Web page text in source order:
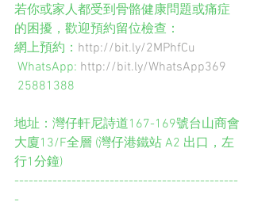
若你或家人都受到骨骼健康問題或痛症
的困擾，歡迎預約留位檢查：
網上預約： http://bit.ly/2MPhfCu
WhatsApp: http://bit.ly/WhatsApp369
25881388
地址：灣仔軒尼詩道167-169號台山商會
大廈13/F全層 (灣仔港鐵站 A2 出口，左
行1分鐘)
-----------------------------------------------
-